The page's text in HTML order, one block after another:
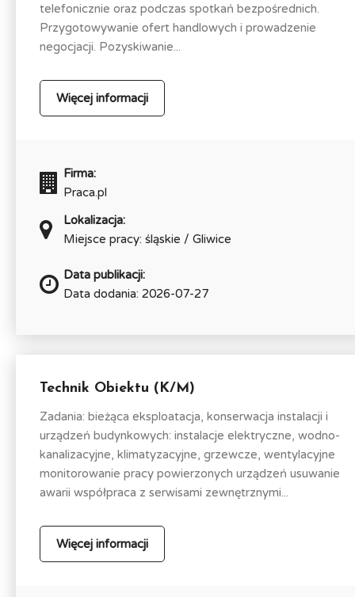
telefonicznie oraz podczas spotkań bezpośrednich.
Przygotowywanie ofert handlowych i prowadzenie
negocjacji. Pozyskiwanie...
Więcej informacji
Firma:
Praca.pl
Lokalizacja:
Miejsce pracy: śląskie / Gliwice
Data publikacji:
Data dodania: 2026-07-27
Technik Obiektu (K/M)
Zadania: bieżąca eksploatacja, konserwacja instalacji i
urządzeń budynkowych: instalacje elektryczne, wodno-
kanalizacyjne, klimatyzacyjne, grzewcze, wentylacyjne
monitorowanie pracy powierzonych urządzeń usuwanie
awarii współpraca z serwisami zewnętrznymi...
Więcej informacji